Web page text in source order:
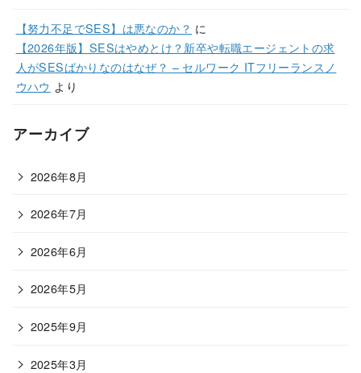
【努力不足でSES】は悪なのか？ に
【2026年版】SESはやめとけ？新卒や転職エージェントの求
人がSESばかりなのはなぜ？ – セルワーク ITフリーランスノ
ウハウ より
アーカイブ
2026年8月
2026年7月
2026年6月
2026年5月
2025年9月
2025年3月